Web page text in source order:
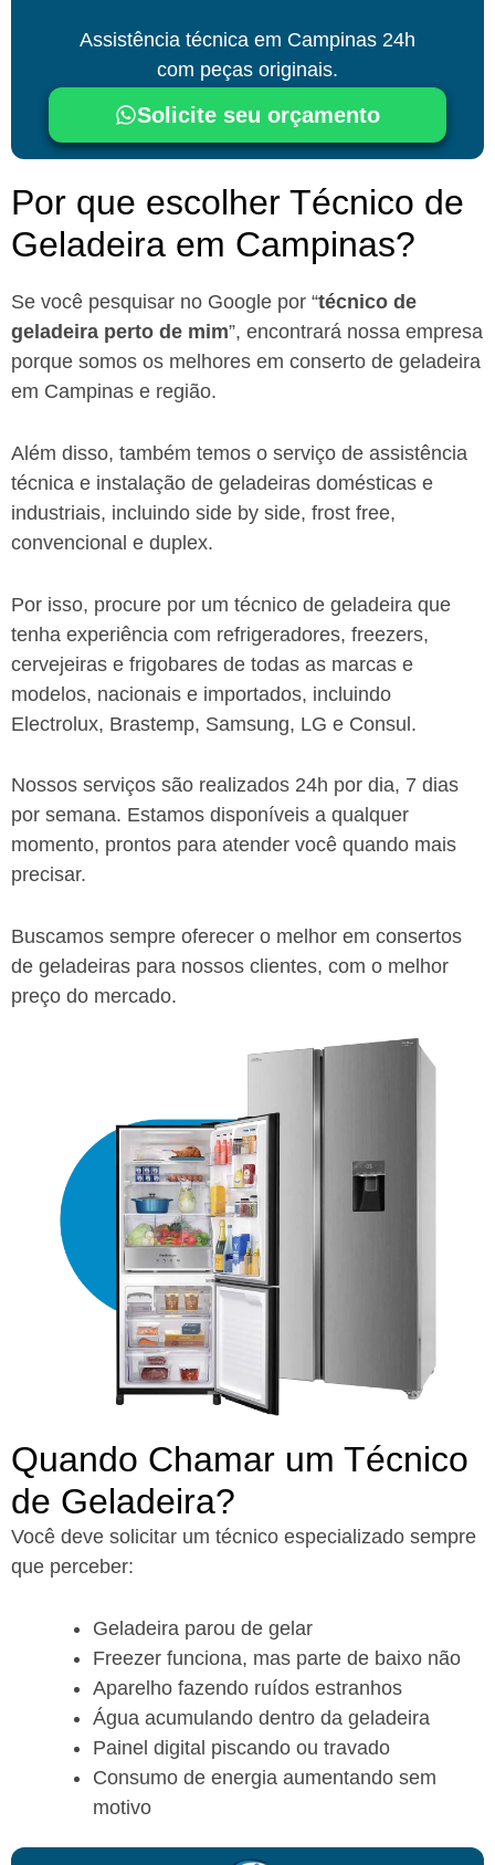
Assistência técnica em Campinas 24h
com peças originais.
Solicite seu orçamento
Por que escolher Técnico de
Geladeira em Campinas?​
Se você pesquisar no Google por “técnico de
geladeira perto de mim”, encontrará nossa empresa
porque somos os melhores em conserto de geladeira
em Campinas e região.
Além disso, também temos o serviço de assistência
técnica e instalação de geladeiras domésticas e
industriais, incluindo side by side, frost free,
convencional e duplex.
Por isso, procure por um técnico de geladeira que
tenha experiência com refrigeradores, freezers,
cervejeiras e frigobares de todas as marcas e
modelos, nacionais e importados, incluindo
Electrolux, Brastemp, Samsung, LG e Consul.
Nossos serviços são realizados 24h por dia, 7 dias
por semana. Estamos disponíveis a qualquer
momento, prontos para atender você quando mais
precisar.
Buscamos sempre oferecer o melhor em consertos
de geladeiras para nossos clientes, com o melhor
preço do mercado.
Quando Chamar um Técnico
de Geladeira?​
Você deve solicitar um técnico especializado sempre
que perceber:
Geladeira parou de gelar
Freezer funciona, mas parte de baixo não
Aparelho fazendo ruídos estranhos
Água acumulando dentro da geladeira
Painel digital piscando ou travado
Consumo de energia aumentando sem
motivo